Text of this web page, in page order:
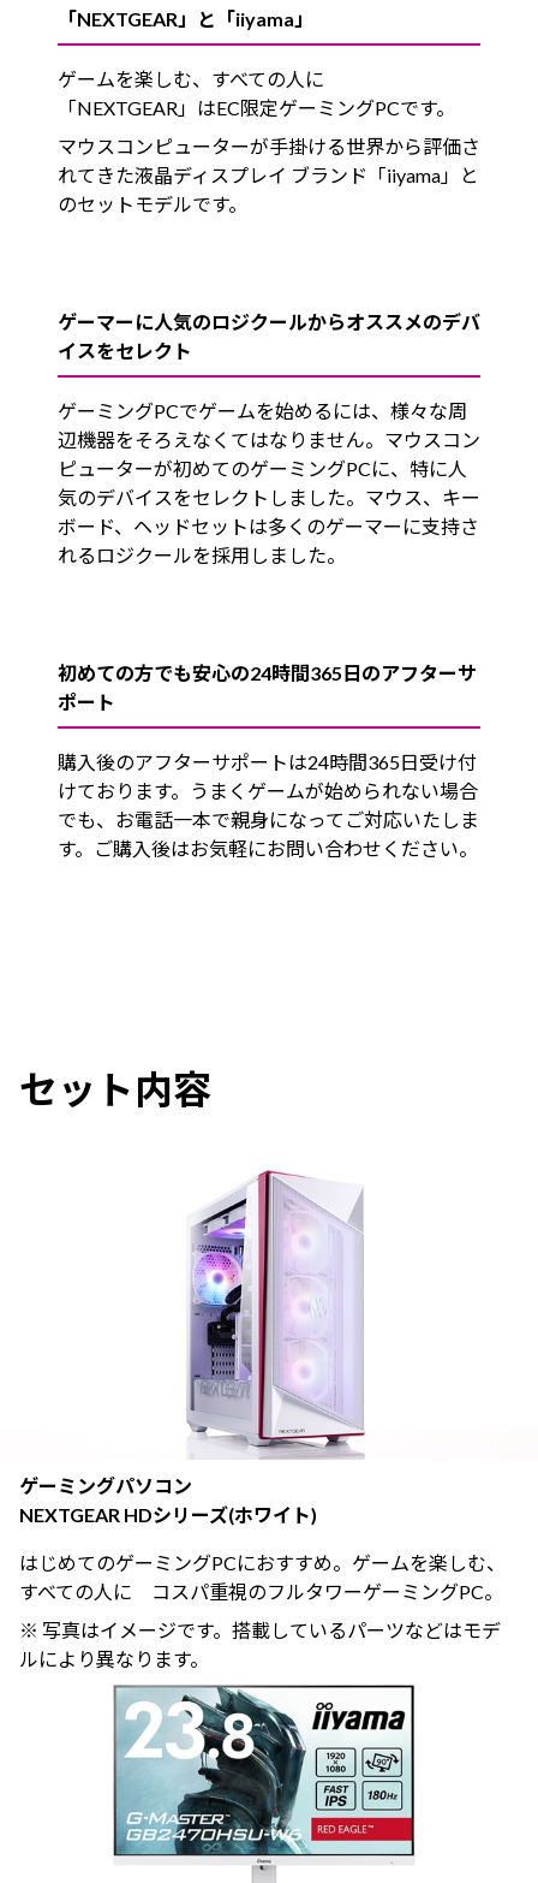
「NEXTGEAR」と「iiyama」
ゲームを楽しむ、すべての人に
「NEXTGEAR」はEC限定ゲーミングPCです。
マウスコンピューターが手掛ける世界から評価さ
れてきた液晶ディスプレイ ブランド「iiyama」と
のセットモデルです。
ゲーマーに人気のロジクールからオススメのデバ
イスをセレクト
ゲーミングPCでゲームを始めるには、様々な周
辺機器をそろえなくてはなりません。マウスコン
ピューターが初めてのゲーミングPCに、特に人
気のデバイスをセレクトしました。マウス、キー
ボード、ヘッドセットは多くのゲーマーに支持さ
れるロジクールを採用しました。
初めての方でも安心の24時間365日のアフターサ
ポート
購入後のアフターサポートは24時間365日受け付
けております。うまくゲームが始められない場合
でも、お電話一本で親身になってご対応いたしま
す。ご購入後はお気軽にお問い合わせください。
セット内容
ゲーミングパソコン
NEXTGEAR HDシリーズ(ホワイト)
はじめてのゲーミングPCにおすすめ。ゲームを楽しむ、
すべての人に コスパ重視のフルタワーゲーミングPC。
※ 写真はイメージです。搭載しているパーツなどはモデ
ルにより異なります。